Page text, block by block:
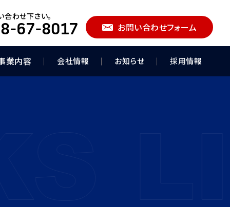
わせ下さい。
67-8017 お問い合わせフォーム
業内容 会社情報 お知らせ 採用情報